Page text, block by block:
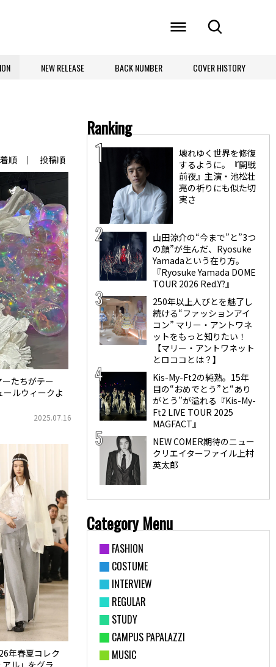
NEW RELEASE BACK NUMBER COVER HISTORY
順 投稿順
たちがテー
ルウィークよ
2025.07.16
年春夏コレク
Ranking
壊れゆく世界を修復
するように。『開戦
前夜』主演・池松壮
亮の祈りにも似た切
実さ
山田涼介の“今まで”と”3つ
の顔”が生んだ、Ryosuke
Yamadaという在り方。
『Ryosuke Yamada DOME
TOUR 2026 Red.Y?』
250年以上人びとを魅了し
続ける“ファッションアイ
コン” マリー・アントワネ
ットをもっと知りたい！
【マリー・アントワネット
とロココとは？】
Kis-My-Ft2の純熟。15年
目の“おめでとう”と“あり
がとう”が溢れる『Kis-My-
Ft2 LIVE TOUR 2025
MAGFACT』
NEW COMER期待のニュー
クリエイターファイル上村
英太郎
Category Menu
FASHION
COSTUME
INTERVIEW
REGULAR
STUDY
CAMPUS PAPALAZZI
MUSIC